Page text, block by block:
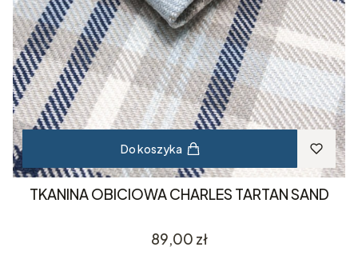
Do koszyka
TKANINA OBICIOWA CHARLES TARTAN SAND
Cena
89,00 zł